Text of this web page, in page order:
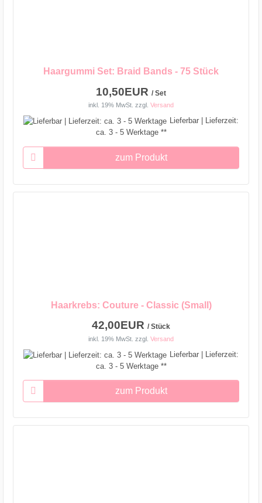
Haargummi Set: Braid Bands - 75 Stück
10,50EUR / Set
inkl. 19% MwSt. zzgl. Versand
Lieferbar | Lieferzeit:
ca. 3 - 5 Werktage **
zum Produkt
Haarkrebs: Couture - Classic (Small)
42,00EUR / Stück
inkl. 19% MwSt. zzgl. Versand
Lieferbar | Lieferzeit:
ca. 3 - 5 Werktage **
zum Produkt